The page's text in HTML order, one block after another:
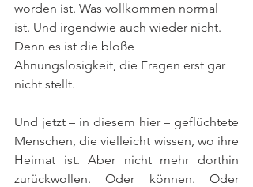
worden ist. Was vollkommen normal
ist. Und irgendwie auch wieder nicht.
Denn es ist die bloße
Ahnungslosigkeit, die Fragen erst gar
nicht stellt.
Und jetzt – in diesem hier – geflüchtete
Menschen, die vielleicht wissen, wo ihre
Heimat ist. Aber nicht mehr dorthin
zurückwollen. Oder können. Oder